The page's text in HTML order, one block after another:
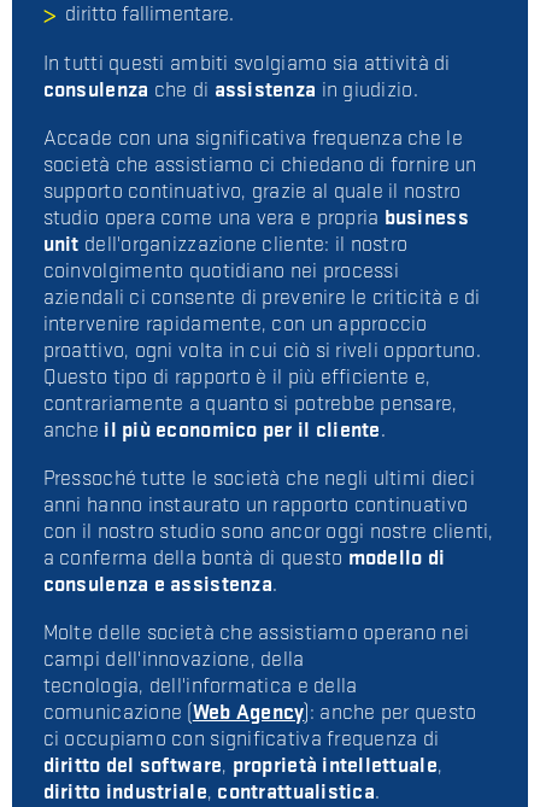
diritto fallimentare.
In tutti questi ambiti svolgiamo sia attività di
consulenza che di assistenza in giudizio.
Accade con una significativa frequenza che le
società che assistiamo ci chiedano di fornire un
supporto continuativo, grazie al quale il nostro
studio opera come una vera e propria business
unit dell'organizzazione cliente: il nostro
coinvolgimento quotidiano nei processi
aziendali ci consente di prevenire le criticità e di
intervenire rapidamente, con un approccio
proattivo, ogni volta in cui ciò si riveli opportuno.
Questo tipo di rapporto è il più efficiente e,
contrariamente a quanto si potrebbe pensare,
anche il più economico per il cliente.
Pressoché tutte le società che negli ultimi dieci
anni hanno instaurato un rapporto continuativo
con il nostro studio sono ancor oggi nostre clienti,
a conferma della bontà di questo modello di
consulenza e assistenza.
Molte delle società che assistiamo operano nei
campi dell'innovazione, della
tecnologia, dell'informatica e della
comunicazione (Web Agency): anche per questo
ci occupiamo con significativa frequenza di
diritto del software, proprietà intellettuale,
diritto industriale, contrattualistica.